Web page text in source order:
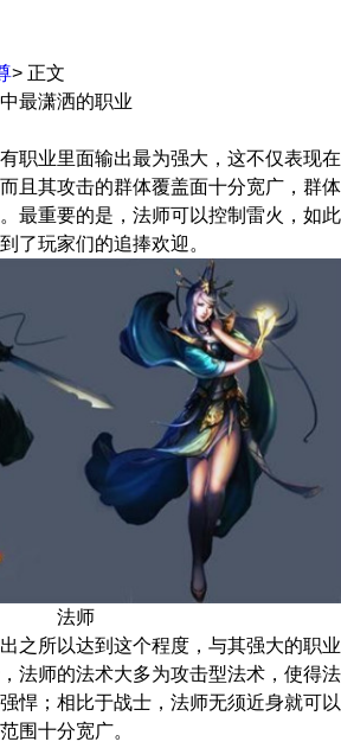
> 正文
最潇洒的职业
业里面输出最为强大，这不仅表现在
且其攻击的群体覆盖面十分宽广，群体
最重要的是，法师可以控制雷火，如此
了玩家们的追捧欢迎。
法师
所以达到这个程度，与其强大的职业
法师的法术大多为攻击型法术，使得法
悍；相比于战士，法师无须近身就可以
围十分宽广。